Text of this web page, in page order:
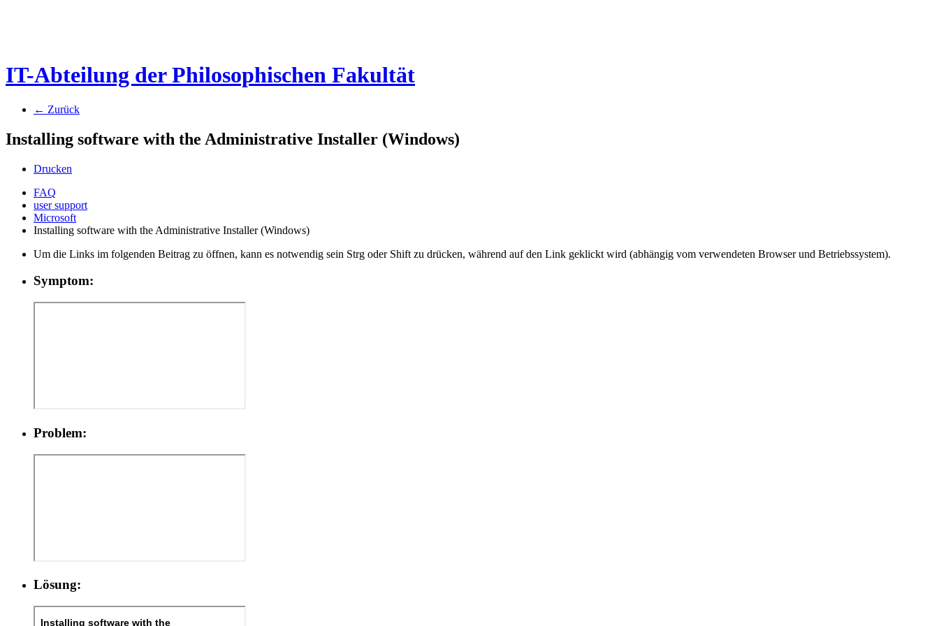
IT-Abteilung der Philosophischen Fakultät
← Zurück
Installing software with the Administrative Installer (Windows)
Drucken
FAQ
user support
Microsoft
Installing software with the Administrative Installer (Windows)
Um die Links im folgenden Beitrag zu öffnen, kann es notwendig sein Strg oder Shift zu drücken, während auf den Link geklickt wird (abhängig vom verwendeten Browser und Betriebssystem).
Symptom:
Problem:
Lösung: